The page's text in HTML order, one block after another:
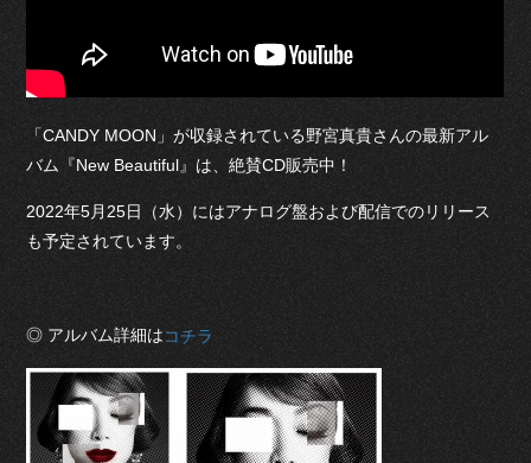
「CANDY MOON」が収録されている野宮真貴さんの最新アル
バム『New Beautiful』は、絶賛CD販売中！
2022年5月25日（水）にはアナログ盤および配信でのリリース
も予定されています。
◎ アルバム詳細はコチラ